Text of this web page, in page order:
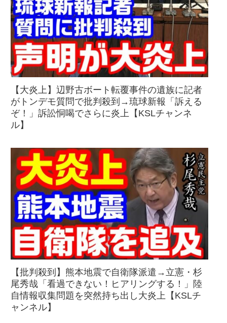
【大炎上】辺野古ボート転覆事件の遺族に記者
がトンデモ質問で批判殺到→琉球新報「訴える
ぞ！」訴訟恫喝でさらに炎上【KSLチャンネ
ル】
【批判殺到】熊本地震で自衛隊派遣→立憲・杉
尾秀哉「看過できない！ヒアリングする！」陸
自情報収集問題を突然持ち出し大炎上【KSLチ
ャンネル】